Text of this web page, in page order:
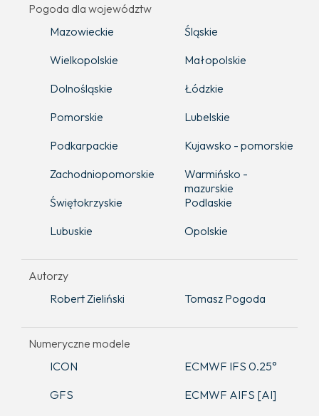
Pogoda dla województw
Mazowieckie
Śląskie
Wielkopolskie
Małopolskie
Dolnośląskie
Łódzkie
Pomorskie
Lubelskie
Podkarpackie
Kujawsko - pomorskie
Zachodniopomorskie
Warmińsko -
mazurskie
Świętokrzyskie
Podlaskie
Lubuskie
Opolskie
Autorzy
Robert Zieliński
Tomasz Pogoda
Numeryczne modele
ICON
ECMWF IFS 0.25°
GFS
ECMWF AIFS [AI]